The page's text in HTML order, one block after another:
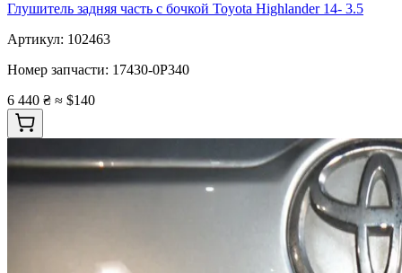
Глушитель задняя часть с бочкой Toyota Highlander 14- 3.5
Артикул: 102463
Номер запчасти: 17430-0P340
6 440 ₴ ≈ $140